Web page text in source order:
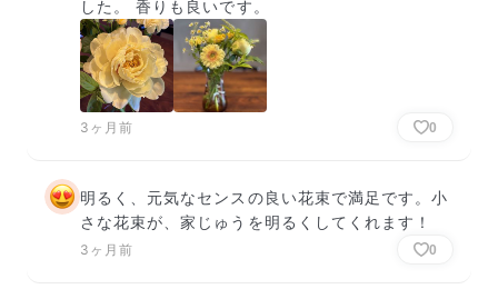
した。 香りも良いです。
3ヶ月前 0
明るく、元気なセンスの良い花束で満足です。小
さな花束が、家じゅうを明るくしてくれます！
3ヶ月前 0